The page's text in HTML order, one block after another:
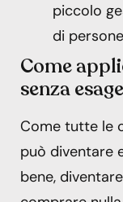
piccolo
di
Come
senza
Come tutte le
può diventare
bene,